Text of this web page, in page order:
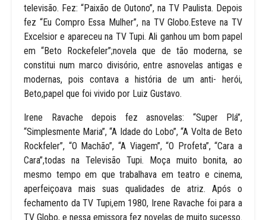
televisão. Fez: “Paixão de Outono”, na TV Paulista. Depois
fez “Eu Compro Essa Mulher”, na TV Globo.Esteve na TV
Excelsior e apareceu na TV Tupi. Ali ganhou um bom papel
em “Beto Rockefeler”;novela que de tão moderna, se
constitui num marco divisório, entre asnovelas antigas e
modernas, pois contava a história de um anti- herói,
Beto,papel que foi vivido por Luiz Gustavo.
Irene Ravache depois fez asnovelas: “Super Plá”,
“Simplesmente Maria”, “A Idade do Lobo”, “A Volta de Beto
Rockfeler”, “O Machão”, “A Viagem”, “O Profeta”, “Cara a
Cara”,todas na Televisão Tupi. Moça muito bonita, ao
mesmo tempo em que trabalhava em teatro e cinema,
aperfeiçoava mais suas qualidades de atriz. Após o
fechamento da TV Tupi,em 1980, Irene Ravache foi para a
TV Globo, e nessa emissora fez novelas de muito sucesso.